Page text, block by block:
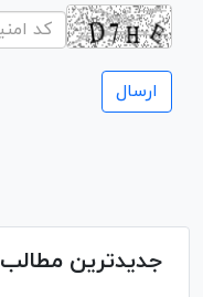
جدیدترین مطالب